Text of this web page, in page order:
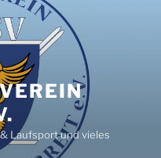
Laufsport und vieles